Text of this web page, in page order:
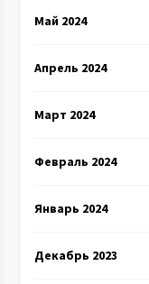
Май 2024
Апрель 2024
Март 2024
Февраль 2024
Январь 2024
Декабрь 2023